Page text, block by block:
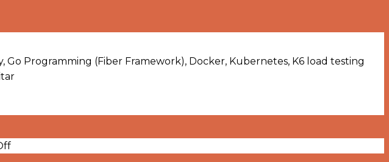
Go Programming (Fiber Framework), Docker, Kubernetes, K6 load testing
on
Go